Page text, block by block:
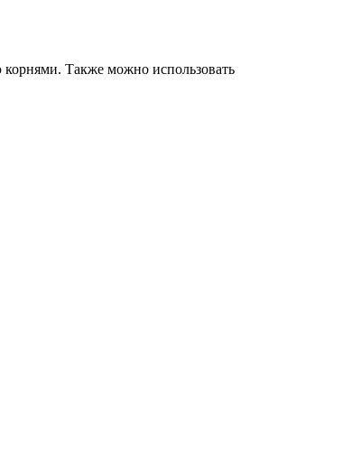
корнями. Также можно использовать